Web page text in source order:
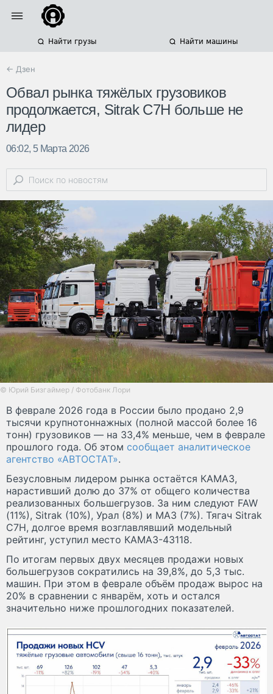
Найти грузы Найти машины
← Дзен
Обвал рынка тяжёлых грузовиков
продолжается, Sitrak C7H больше не
лидер
06:02, 5 Марта 2026
© Юрий Бизгаймер / Фотобанк Лори
В феврале 2026 года в России было продано 2,9
тысячи крупнотоннажных (полной массой более 16
тонн) грузовиков — на 33,4% меньше, чем в феврале
прошлого года. Об этом сообщает аналитическое
агентство «АВТОСТАТ».
Безусловным лидером рынка остаётся КАМАЗ,
нарастивший долю до 37% от общего количества
реализованных большегрузов. За ним следуют FAW
(11%), Sitrak (10%), Урал (8%) и МАЗ (7%). Тягач Sitrak
C7H, долгое время возглавлявший модельный
рейтинг, уступил место КАМАЗ-43118.
По итогам первых двух месяцев продажи новых
большегрузов сократились на 39,8%, до 5,3 тыс.
машин. При этом в феврале объём продаж вырос на
20% в сравнении с январём, хоть и остался
значительно ниже прошлогодних показателей.